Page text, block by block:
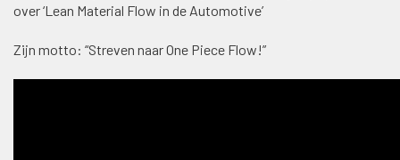
over ‘Lean Material Flow in de Automotive’
Zijn motto: “Streven naar One Piece Flow!”